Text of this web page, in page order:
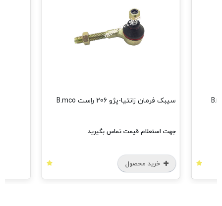
سیبک فرمان زانتیا-پژو 206 راست B.mco
جهت استعلام قیمت تماس بگیرید
خرید محصول